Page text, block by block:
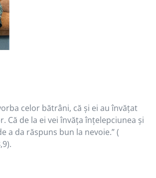
celor bătrâni, că și ei au învățat
Că de la ei vei învăța înțelepciunea și
a da răspuns bun la nevoie.” (